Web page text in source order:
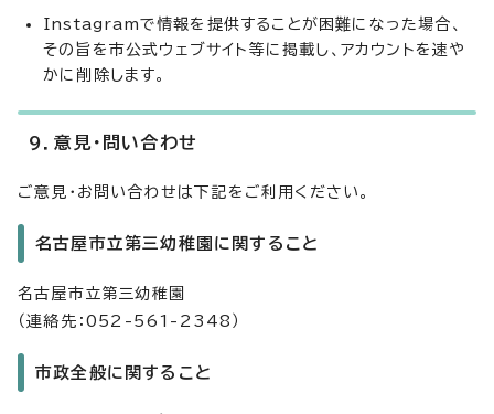
Instagramで情報を提供することが困難になった場合、
その旨を市公式ウェブサイト等に掲載し、アカウントを速や
かに削除します。
9．意見・問い合わせ
ご意見・お問い合わせは下記をご利用ください。
名古屋市立第三幼稚園に関すること
名古屋市立第三幼稚園
（連絡先：052-561-2348）
市政全般に関すること